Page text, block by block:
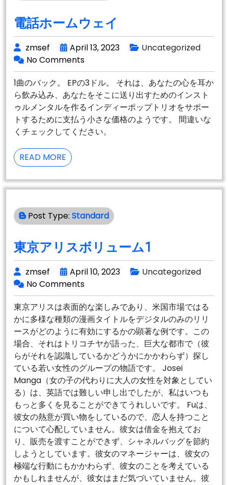
ア
ベ
ン
ジ
ー
ズ
＃
57
電話ホームウェイ
zmsef April 13, 2023
Uncategorized
No Comments
1曲のバック。 EPの3ドル。 それは、あなたの心を耳か
ら飲み込み、あなたをそこに送り出すためのインスト
ゥルメンタルを作るインディーポップトリオをサポー
トするために支払う小さな価格のようです。 間違いな
くチェックしてください。
READ MORE 電
話
ホ
ー
ム
ウ
イ
Post Type: Standard
東京アリスボリューム1
zmsef April 10, 2023
Uncategorized
No Comments
東京アリスは表面的な楽しみであり、米国市場ではる
かに多様な種類の漫画タイトルをデジタルのみのリリ
ースがどのように有効にするかの顕著な例です。この
場合、それはトリコチヤが語った、巨大な都市で（彼
らがそれを認識しているかどうかにかかわらず）探し
ている若い女性のグループの物語です。 Josei
Manga（女の子の代わりに大人の女性を対象としてい
る）は、英語では難しい申し出でしたが、私はいつも
もっと多くを見ることができてうれしいです。 Fuは、
彼女の熱意が買い物をしているので、恋人を持つこと
について心配していません。彼女は借金を抱えてお
り、販売を渡すことができず、シャネルバッグを節約
しようとしています。彼女のマネージャーは、彼女の
極端な行動にもかかわらず、彼女のことを考えている
かもしれませんが、彼女はまだ気づいていません。彼